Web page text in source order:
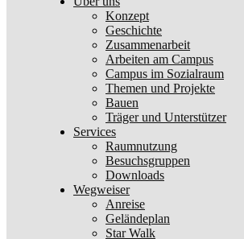
Konzept
Geschichte
Zusammenarbeit
Arbeiten am Campus
Campus im Sozialraum
Themen und Projekte
Bauen
Träger und Unterstützer
Services
Raumnutzung
Besuchsgruppen
Downloads
Wegweiser
Anreise
Geländeplan
Star Walk